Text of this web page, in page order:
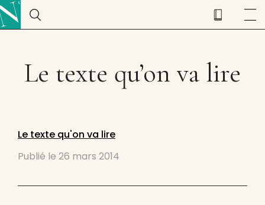
Le texte qu’on va lire
Le texte qu'on va lire
Publié le 26 mars 2014